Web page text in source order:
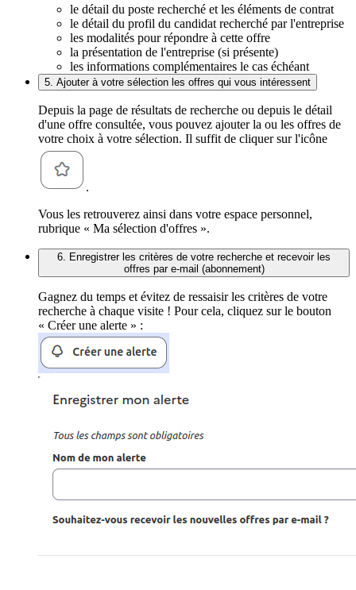
le détail du poste recherché et les éléments de contrat
le détail du profil du candidat recherché par l'entreprise
les modalités pour répondre à cette offre
la présentation de l'entreprise (si présente)
les informations complémentaires le cas échéant
5. Ajouter à votre sélection les offres qui vous intéressent
Depuis la page de résultats de recherche ou depuis le détail
d'une offre consultée, vous pouvez ajouter la ou les offres de
votre choix à votre sélection. Il suffit de cliquer sur l'icône
.
Vous les retrouverez ainsi dans votre espace personnel,
rubrique « Ma sélection d'offres ».
6. Enregistrer les critères de votre recherche et recevoir les
offres par e-mail (abonnement)
Gagnez du temps et évitez de ressaisir les critères de votre
recherche à chaque visite ! Pour cela, cliquez sur le bouton
« Créer une alerte » :